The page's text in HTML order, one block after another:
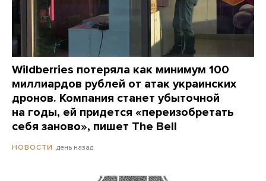
Wildberries потеряла как минимум 100
миллиардов рублей от атак украинских
дронов. Компания станет убыточной
на годы, ей придется «переизобретать
себя заново», пишет The Bell
НОВОСТИ день назад